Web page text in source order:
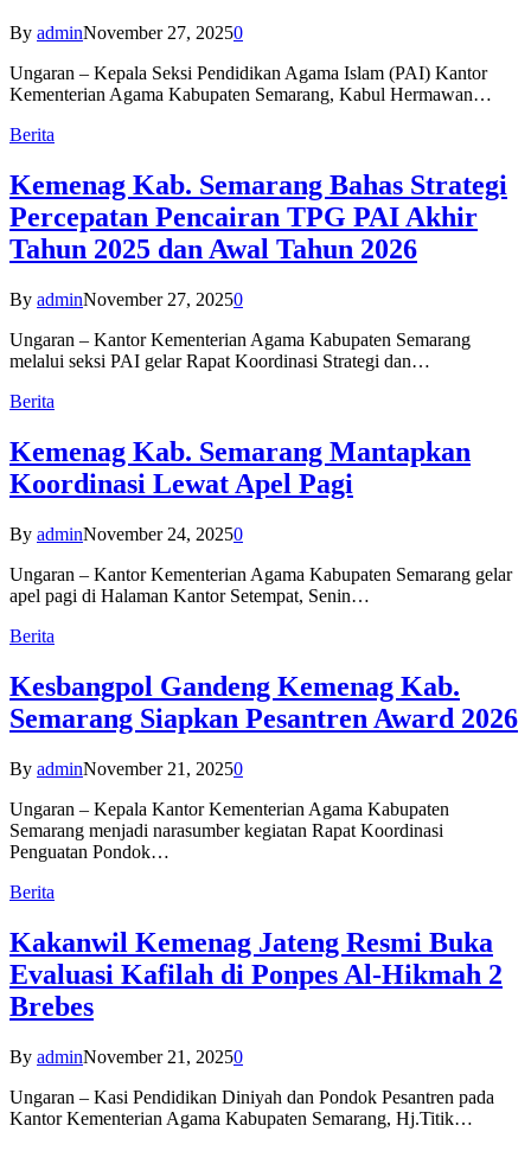
By adminNovember 27, 20250
Ungaran – Kepala Seksi Pendidikan Agama Islam (PAI) Kantor
Kementerian Agama Kabupaten Semarang, Kabul Hermawan…
Berita
Kemenag Kab. Semarang Bahas Strategi
Percepatan Pencairan TPG PAI Akhir
Tahun 2025 dan Awal Tahun 2026
By adminNovember 27, 20250
Ungaran – Kantor Kementerian Agama Kabupaten Semarang
melalui seksi PAI gelar Rapat Koordinasi Strategi dan…
Berita
Kemenag Kab. Semarang Mantapkan
Koordinasi Lewat Apel Pagi
By adminNovember 24, 20250
Ungaran – Kantor Kementerian Agama Kabupaten Semarang gelar
apel pagi di Halaman Kantor Setempat, Senin…
Berita
Kesbangpol Gandeng Kemenag Kab.
Semarang Siapkan Pesantren Award 2026
By adminNovember 21, 20250
Ungaran – Kepala Kantor Kementerian Agama Kabupaten
Semarang menjadi narasumber kegiatan Rapat Koordinasi
Penguatan Pondok…
Berita
Kakanwil Kemenag Jateng Resmi Buka
Evaluasi Kafilah di Ponpes Al-Hikmah 2
Brebes
By adminNovember 21, 20250
Ungaran – Kasi Pendidikan Diniyah dan Pondok Pesantren pada
Kantor Kementerian Agama Kabupaten Semarang, Hj.Titik…